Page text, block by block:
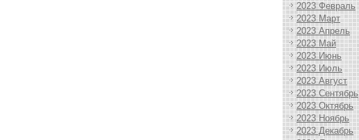
2023 Февраль
2023 Март
2023 Апрель
2023 Май
2023 Июнь
2023 Июль
2023 Август
2023 Сентябрь
2023 Октябрь
2023 Ноябрь
2023 Декабрь